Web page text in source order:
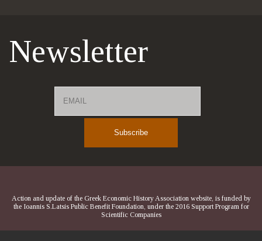
Newsletter
Action and update of the Greek Economic History Association website, is funded by
the Ioannis S.Latsis Public Benefit Foundation, under the 2016 Support Program for
Scientific Companies